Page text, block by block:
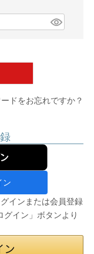
ドをお忘れですか？
インまたは会員登録
イン」ボタンより